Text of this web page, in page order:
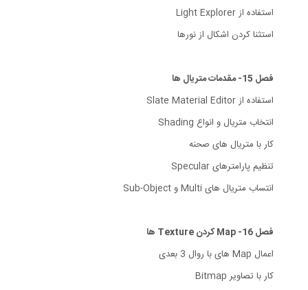
استفاده از Light Explorer
استثنا کردن اشکال از نورها
فصل 15- مقدمات متریال ها
استفاده از Slate Material Editor
انتخاب متریال و انواع Shading
کار با متریال های صحنه
تنظیم پارامترهای Specular
انتساب متریال های Multi و Sub-Object
فصل 16- Map کردن Texture ها
اعمال Map های با روال 3 بعدی
کار با تصاویر Bitmap